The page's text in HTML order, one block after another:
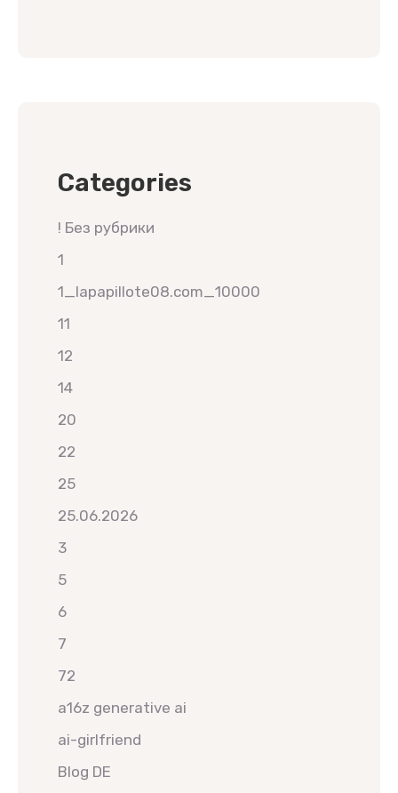
Categories
! Без рубрики
1
1_lapapillote08.com_10000
11
12
14
20
22
25
25.06.2026
3
5
6
7
72
a16z generative ai
ai-girlfriend
Blog DE